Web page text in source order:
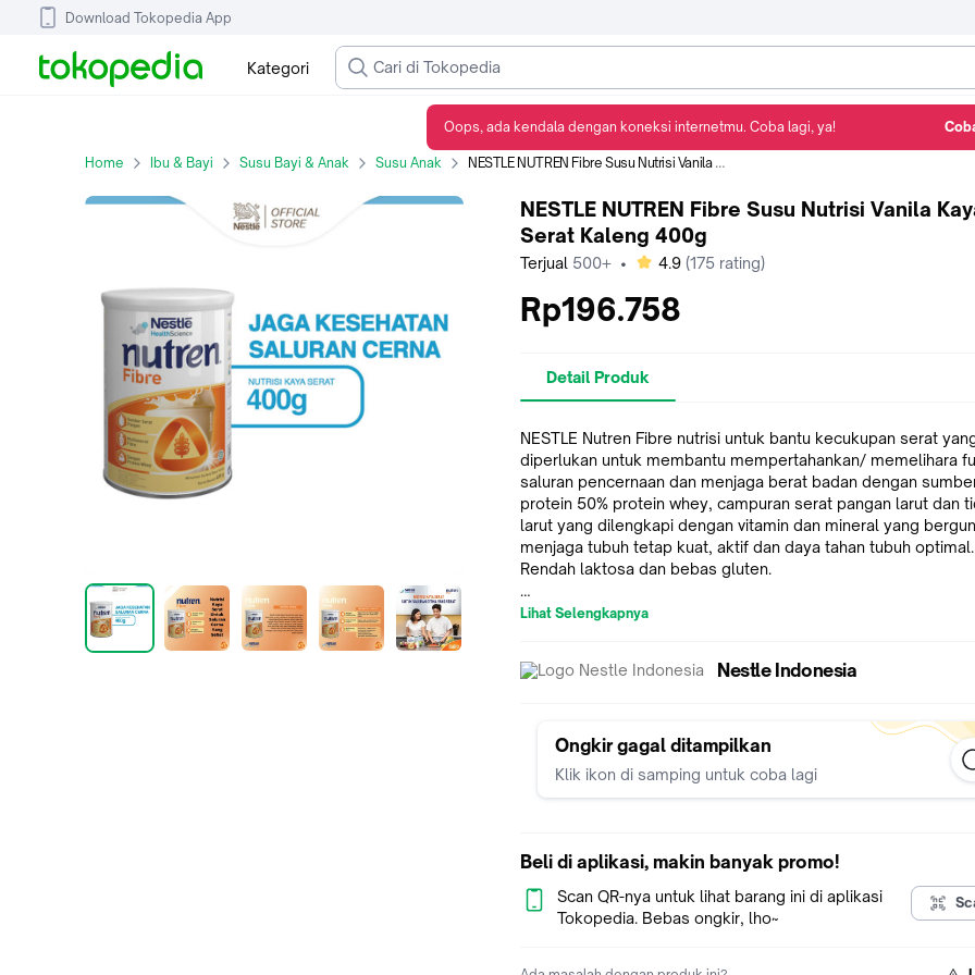
Download Tokopedia App
Kategori
Home Ibu & Bayi Susu Bayi & Anak Susu Anak NESTLE NUTREN Fibre Susu Nutrisi Vanila Kaya Serat Kaleng 400g
NESTLE NUTREN Fibre Susu Nutrisi Vanila
Serat Kaleng 400g
Terjual 500+ • bintang
4.9 (175 rating)
Rp196.758
Detail Produk
NESTLE Nutren Fibre nutrisi untuk bantu kecukupan serat
diperlukan untuk membantu mempertahankan/ memelihara
saluran pencernaan dan menjaga berat badan dengan
protein 50% protein whey, campuran serat pangan larut dan
larut yang dilengkapi dengan vitamin dan mineral yang
menjaga tubuh tetap kuat, aktif dan daya tahan tubuh optimal.
Rendah laktosa dan bebas gluten.
- 50% Protein Whey yang kaya akan Leucin untuk
- Multisource fibre yaitu serat larut & tidak larut untuk bantu
BPOM RI ML 567009168006
Jenis Produk: Susu Bubuk
mempertahankan / memelihara fungsi saluran pencernaan
1) Konstipasi & diare
2) Weight management
3) Kurang asupan serat karena penyakit atau pengobatan
Lihat Selengkapnya
Nestle Indonesia
Ongkir gagal ditampilkan
Klik ikon di samping untuk coba lagi
Beli di aplikasi, makin banyak promo!
Scan QR-nya untuk lihat barang ini di aplikasi
Tokopedia. Bebas ongkir, lho~
Oops, ada kendala dengan koneksi internetmu. Coba lagi, ya!